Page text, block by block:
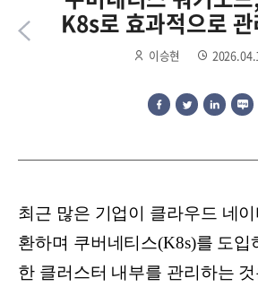
K8s로 효과적으로
이승현
최근 많은 기업이 클라우드 네
환하며 쿠버네티스(K8s)를 도입
한 클러스터 내부를 관리하는